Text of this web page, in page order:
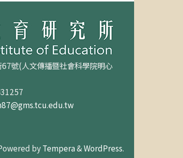
號(人文傳播暨社會科學院明心
byTempera&WordPress.